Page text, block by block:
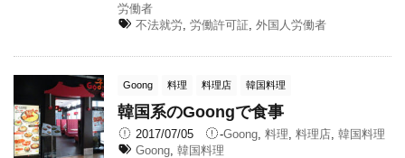
労働者
不法就労 ,労働許可証 ,外国人労働者
Goong 料理 料理店 韓国料理
韓国系のGoongで食事
2017/07/05 -Goong, 料理 料理店, 韓国料理
Goong ,韓国料理